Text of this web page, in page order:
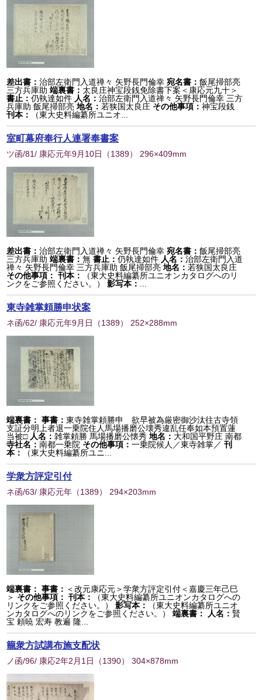
差出書：治部左衛門入道禅々 矢野長門倫幸 宛名書：飯尾掃部亮
三方兵庫助 端裏書： 太良庄神宝段銭免除書下案＜康応元九十＞
書止：仍執達如件 人名：治部左衛門入道禅々 矢野長門倫幸 三方
兵庫助 飯尾掃部亮 地名：若狭国太良庄 その他事項：神宝段銭
刊本：
（東大史料編纂所ユニオ...
室町幕府奉行人連署奉書案
ツ函/81/ 康応元年9月10日 （1389） 296×409mm
差出書：治部左衛門入道禅々 矢野長門倫幸 宛名書：飯尾掃部亮
三方兵庫助 端裏書：無書止：仍執達如件 人名：治部左衛門入道
禅々 矢野長門倫幸 三方兵庫助 飯尾掃部亮 地名：若狭国太良庄
その他事項： 刊本：
（東大史料編纂所ユニオンカタログへのリ
ンクをご参照ください。）
影写本：
東寺雑掌頼勝申状案
ネ函/62/ 康応元年9月日 （1389） 252×288mm
端裏書： 事書：東寺雑掌頼勝申 欲早被為厳密御沙汰往古寺領
支証分明上者退一乗院住人馬場播磨公壊秀違乱任奉如本預置蓮
当被□ 人名：雑掌頼勝 馬場播磨公懐秀 地名： 大和国平野庄 南都
寺社名：南都一乗院 その他事項：一乗院候人／東寺雑掌／ 刊
本：
（東大史料編纂所ユニ...
学衆方評定引付
ネ函/63/ 康応元年 （1389） 294×203mm
端裏書： 事書： ＜改元康応元＞学衆方評定引付＜嘉慶三年己巳
＞ その他事項： 刊本：
（東大史料編纂所ユニオンカタログへの
リンクをご参照ください。）
影写本：
（東大史料編纂所ユニオ
ンカタログへのリンクをご参照ください。）
端裏書： 人名： 賢
宝 頼暁 宏寿 教遍 隆...
籠衆方試講布施支配状
ノ函/96/ 康応2年2月1日 （1390） 304×878mm